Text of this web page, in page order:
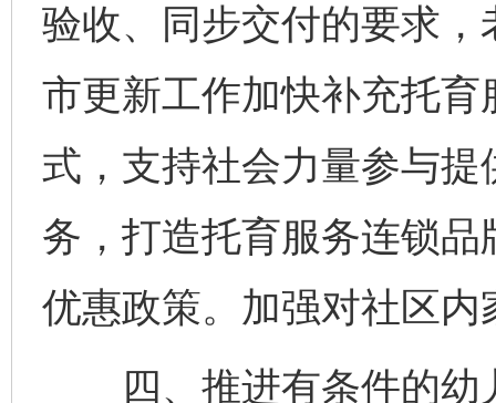
验收、同步交付的要求
市更新工作加快补充托
式，支持社会力量参与
务，打造托育服务连锁
优惠政策。加强对社区
四、推进有条件的幼